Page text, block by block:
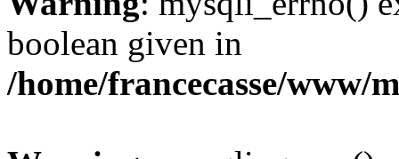
boolean given in
/home/francecasse/www/